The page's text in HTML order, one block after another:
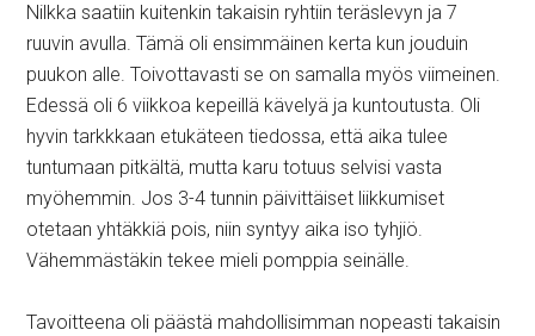
Nilkka saatiin kuitenkin takaisin ryhtiin teräslevyn ja 7
ruuvin avulla. Tämä oli ensimmäinen kerta kun jouduin
puukon alle. Toivottavasti se on samalla myös viimeinen.
Edessä oli 6 viikkoa kepeillä kävelyä ja kuntoutusta. Oli
hyvin tarkkkaan etukäteen tiedossa, että aika tulee
tuntumaan pitkältä, mutta karu totuus selvisi vasta
myöhemmin. Jos 3-4 tunnin päivittäiset liikkumiset
otetaan yhtäkkiä pois, niin syntyy aika iso tyhjiö.
Vähemmästäkin tekee mieli pomppia seinälle.
Tavoitteena oli päästä mahdollisimman nopeasti takaisin